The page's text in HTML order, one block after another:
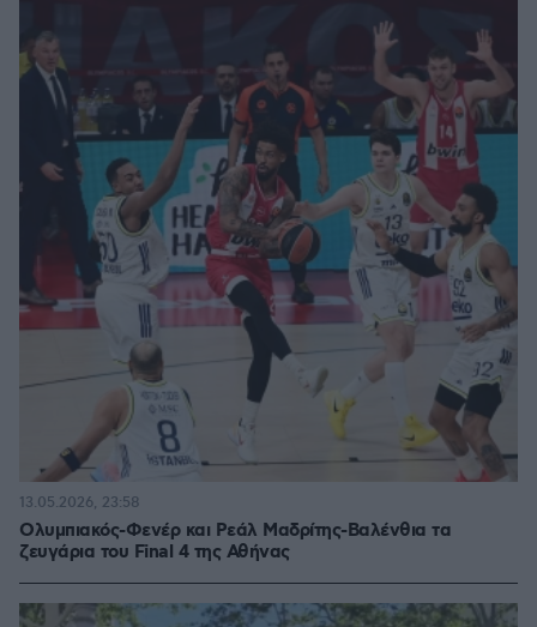
Ολυμπιακός-Φενέρ και Ρεάλ Μαδρίτης-Βαλένθια τα
ζευγάρια του Final 4 της Αθήνας
13.05.2026, 23:58